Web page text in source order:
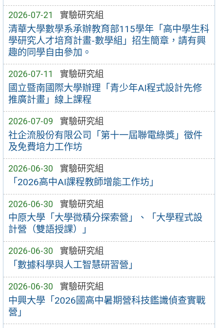
2026-07-21 實驗研究組
清華大學數學系承辦教育部115學年「高中學生科
學研究人才培育計畫-數學組」招生簡章，請有興
趣的同學自由參加。
2026-07-11 實驗研究組
國立暨南國際大學辦理「青少年AI程式設計先修
推廣計畫」線上課程
2026-07-09 實驗研究組
社企流股份有限公司「第十一屆聯電綠獎」徵件
及免費培力工作坊
2026-06-30 實驗研究組
「2026高中AI課程教師增能工作坊」
2026-06-30 實驗研究組
中原大學「大學微積分探索營」、「大學程式設
計營（雙語授課）」
2026-06-30 實驗研究組
「數據科學與人工智慧研習營」
2026-06-30 實驗研究組
中興大學「2026國高中暑期營科技鑑識偵查實戰
營」